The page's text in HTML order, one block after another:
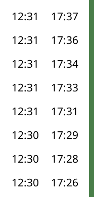
12:31 17:37
12:31 17:36
12:31 17:34
12:31 17:33
12:31 17:31
12:30 17:29
12:30 17:28
12:30 17:26